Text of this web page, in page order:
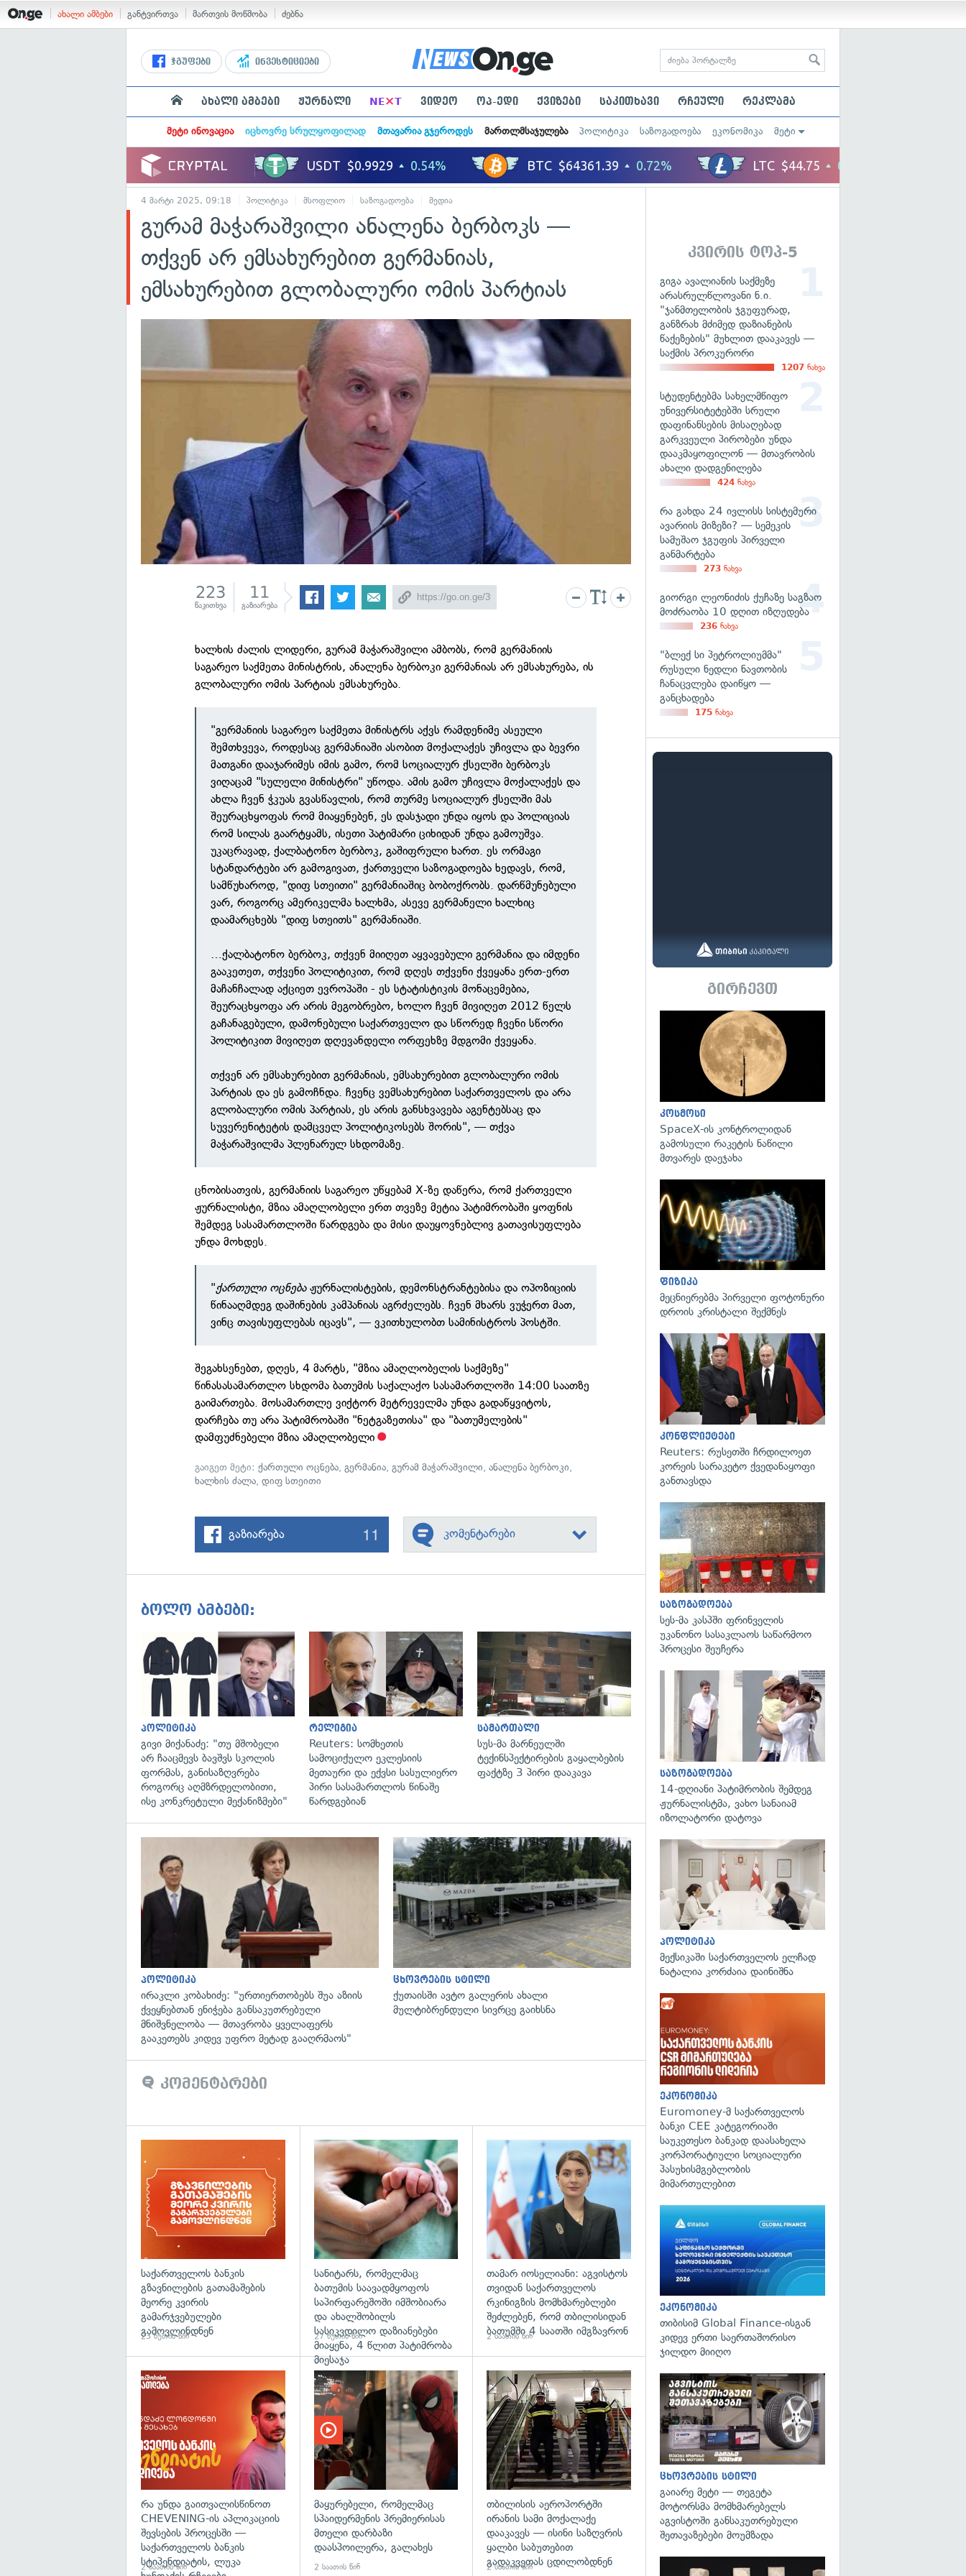
ახალი ამბები განტვირთვა მართვის მოწმობა ძებნა
ჯგუფები ინვესტიციები
ახალი ამბები ჟურნალი NE×T ვიდეო ოპ-ედი ქვიზები საკითხავი რჩეული რეკლამა
მეტი ინოვაცია იცხოვრე სრულყოფილად მთავარია გჯეროდეს მართლმსაჯულება პოლიტიკა საზოგადოება ეკონომიკა მეტი
4 მარტი 2025, 09:18 პოლიტიკა მსოფლიო საზოგადოება მედია
გურამ მაჭარაშვილი ანალენა ბერბოკს —
თქვენ არ ემსახურებით გერმანიას,
ემსახურებით გლობალური ომის პარტიას
223
წაკითხვა
11
გაზიარება
ხალხის ძალის ლიდერი, გურამ მაჭარაშვილი ამბობს, რომ გერმანიის
საგარეო საქმეთა მინისტრის, ანალენა ბერბოკი გერმანიას არ ემსახურება, ის
გლობალური ომის პარტიას ემსახურება.
"გერმანიის საგარეო საქმეთა მინისტრს აქვს რამდენიმე ასეული
შემთხვევა, როდესაც გერმანიაში ასობით მოქალაქეს უჩივლა და ბევრი
მათგანი დააჯარიმეს იმის გამო, რომ სოციალურ ქსელში ბერბოკს
ვიღაცამ "სულელი მინისტრი" უწოდა. ამის გამო უჩივლა მოქალაქეს და
ახლა ჩვენ ჭკუას გვასწავლის, რომ თურმე სოციალურ ქსელში მას
შეურაცხყოფას რომ მიაყენებენ, ეს დასჯადი უნდა იყოს და პოლიციას
რომ სილას გაარტყამს, ისეთი პატიმარი ციხიდან უნდა გამოუშვა.
უკაცრავად, ქალბატონო ბერბოკ, გაშიფრული ხართ. ეს ორმაგი
სტანდარტები არ გამოგივათ, ქართველი საზოგადოება ხედავს, რომ,
სამწუხაროდ, "დიფ სთეითი" გერმანიაშიც ბობოქრობს. დარწმუნებული
ვარ, როგორც ამერიკელმა ხალხმა, ასევე გერმანელი ხალხიც
დაამარცხებს "დიფ სთეითს" გერმანიაში.
…ქალბატონო ბერბოკ, თქვენ მიიღეთ აყვავებული გერმანია და იმდენი
გააკეთეთ, თქვენი პოლიტიკით, რომ დღეს თქვენი ქვეყანა ერთ-ერთ
მაჩანჩალად აქციეთ ევროპაში - ეს სტატისტიკის მონაცემებია,
შეურაცხყოფა არ არის მეგობრებო, ხოლო ჩვენ მივიღეთ 2012 წელს
გაჩანაგებული, დამონებული საქართველო და სწორედ ჩვენი სწორი
პოლიტიკით მივიღეთ დღევანდელი ორფეხზე მდგომი ქვეყანა.
თქვენ არ ემსახურებით გერმანიას, ემსახურებით გლობალური ომის
პარტიას და ეს გამოჩნდა. ჩვენც ვემსახურებით საქართველოს და არა
გლობალური ომის პარტიას, ეს არის განსხვავება აგენტებსაც და
სუვერენიტეტის დამცველ პოლიტიკოსებს შორის", — თქვა
მაჭარაშვილმა პლენარულ სხდომაზე.
ცნობისათვის, გერმანიის საგარეო უწყებამ X-ზე დაწერა, რომ ქართველი
ჟურნალისტი, მზია ამაღლობელი ერთ თვეზე მეტია პატიმრობაში ყოფნის
შემდეგ სასამართლოში წარდგება და მისი დაუყოვნებლივ გათავისუფლება
უნდა მოხდეს.
"ქართული ოცნებაჟურნალისტების, დემონსტრანტებისა და ოპოზიციის
წინააღმდეგ დაშინების კამპანიას აგრძელებს. ჩვენ მხარს ვუჭერთ მათ,
ვინც თავისუფლებას იცავს", — ვკითხულობთ სამინისტროს პოსტში.
შეგახსენებთ, დღეს, 4 მარტს, "მზია ამაღლობელის საქმეზე"
წინასასამართლო სხდომა ბათუმის საქალაქო სასამართლოში 14:00 საათზე
გაიმართება. მოსამართლე ვიქტორ მეტრეველმა უნდა გადაწყვიტოს,
დარჩება თუ არა პატიმრობაში "ნეტგაზეთისა" და "ბათუმელების"
დამფუძნებელი მზია ამაღლობელი
გაიგეთ მეტი:ქართული ოცნება,გერმანია,გურამ მაჭარაშვილი,ანალენა ბერბოკი,
ხალხის ძალა,დიფ სთეითი
გაზიარება 11 კომენტარები
ბოლო ამბები:
გადახედვა
პოლიტიკა
გივი მიქანაძე: "თუ მშობელი
არ ჩააცმევს ბავშვს სკოლის
ფორმას, განისაზღვრება
როგორც აღმზრდელობითი,
ისე კონკრეტული მექანიზმები"
გადახედვა
რელიგია
Reuters: სომხეთის
სამოციქულო ეკლესიის
მეთაური და ექვსი სასულიერო
პირი სასამართლოს წინაშე
წარდგებიან
გადახედვა
სამართალი
სუს-მა მარნეულში
ტექინსპექტირების გაყალბების
ფაქტზე 3 პირი დააკავა
გადახედვა
პოლიტიკა
ირაკლი კობახიძე: "ურთიერთობებს შუა აზიის
ქვეყნებთან ენიჭება განსაკუთრებული
მნიშვნელობა — მთავრობა ყველაფერს
გააკეთებს კიდევ უფრო მეტად გააღრმაოს"
ცხოვრების სტილი
ქუთაისში ავტო გალერის ახალი
მულტიბრენდული სივრცე გაიხსნა
კომენტარები
საქართველოს ბანკის
გზავნილების გათამაშების
მეორე კვირის
გამარჯვებულები
გამოვლინდნენ
23 წუთის წინ
გადახედვა
სანიტარს, რომელმაც
ბათუმის საავადმყოფოს
საპირფარეშოში იმშობიარა
და ახალშობილს
სასიკვდილო დაზიანებები
მიაყენა, 4 წლით პატიმრობა
მიესაჯა
27 წუთის წინ
გადახედვა
თამარ იოსელიანი: აგვისტოს
თვიდან საქართველოს
რკინიგზის მომხმარებლები
შეძლებენ, რომ თბილისიდან
ბათუმში 4 საათში იმგზავრონ
2 საათის წინ
რა უნდა გაითვალისწინოთ
CHEVENING-ის აპლიკაციის
შევსების პროცესში —
საქართველოს ბანკის
სტიპენდიატის, ლუკა
2 საათის წინ
მაყურებელი, რომელმაც
სპაიდერმენის პრემიერისას
მთელი დარბაზი
დაასპოილერა, გალახეს
2 საათის წინ
გადახედვა
თბილისის აეროპორტში
ირანის სამი მოქალაქე
დააკავეს — ისინი საზღვრის
ყალბი საბუთებით
გადაკვეთას ცდილობდნენ
2 საათის წინ
კვირის ტოპ-5
გიგა ავალიანის საქმეზე
არასრულწლოვანი ნ.ი.
"ჯანმთელობის ჯგუფურად,
განზრახ მძიმედ დაზიანების
წაქეზების" მუხლით დააკავეს —
საქმის პროკურორი
1207 ნახვა
სტუდენტებმა სახელმწიფო
უნივერსიტეტებში სრული
დაფინანსების მისაღებად
გარკვეული პირობები უნდა
დააკმაყოფილონ — მთავრობის
ახალი დადგენილება
424 ნახვა
რა გახდა 24 ივლისს სისტემური
ავარიის მიზეზი? — სემეკის
სამუშაო ჯგუფის პირველი
განმარტება
273 ნახვა
გიორგი ლეონიძის ქუჩაზე საგზაო
მოძრაობა 10 დღით იზღუდება
236 ნახვა
"ბლექ სი პეტროლიუმმა"
რუსული ნედლი ნავთობის
ჩანაცვლება დაიწყო —
განცხადება
175 ნახვა
გირჩევთ
კოსმოსი
SpaceX-ის კონტროლიდან
გამოსული რაკეტის ნაწილი
მთვარეს დაეჯახა
ფიზიკა
მეცნიერებმა პირველი ფოტონური
დროის კრისტალი შექმნეს
კონფლიქტები
Reuters: რუსეთში ჩრდილოეთ
კორეის სარაკეტო ქვედანაყოფი
განთავსდა
საზოგადოება
სეს-მა კასპში ფრინველის
უკანონო სასაკლაოს საწარმოო
პროცესი შეუჩერა
საზოგადოება
14-დღიანი პატიმრობის შემდეგ
ჟურნალისტმა, ვახო სანაიამ
იზოლატორი დატოვა
პოლიტიკა
მექსიკაში საქართველოს ელჩად
ნატალია კორძაია დაინიშნა
ეკონომიკა
Euromoney-მ საქართველოს
ბანკი CEE კატეგორიაში
საუკეთესო ბანკად დაასახელა
კორპორატიული სოციალური
პასუხისმგებლობის
მიმართულებით
ეკონომიკა
თიბისიმ Global Finance-ისგან
კიდევ ერთი საერთაშორისო
ჯილდო მიიღო
ცხოვრების სტილი
გაიარე მეტი — თეგეტა
მოტორსმა მომხმარებელს
აგვისტოში განსაკუთრებული
შეთავაზებები მოუმზადა